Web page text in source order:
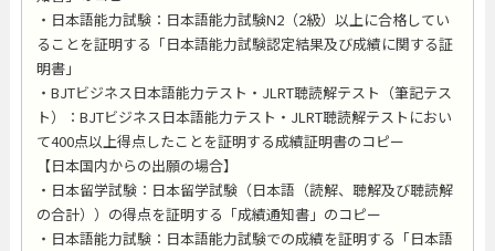
・日本語能力試験：日本語能力試験N2（2級）以上に合格してい
ることを証明する「日本語能力試験認定結果及び成績に関する証
明書」
・BJTビジネス日本語能力テスト・JLRT聴読解テスト（筆記テス
ト）：BJTビジネス日本語能力テスト・JLRT聴読解テストにおい
て400点以上得点したことを証明する成績証明書のコピー
【日本国内からの出願の場合】
・日本留学試験：日本留学試験（日本語（読解、聴解及び聴読解
の合計））の得点を証明する「成績通知書」のコピー
・日本語能力試験：日本語能力試験での成績を証明する「日本語